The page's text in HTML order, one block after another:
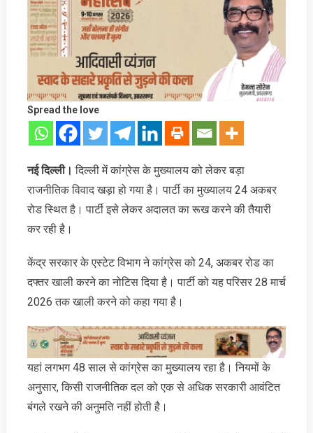
Spread the love
नई दिल्‍ली। दिल्ली में कांग्रेस के मुख्यालय को लेकर बड़ा
राजनीतिक विवाद खड़ा हो गया है। पार्टी का मुख्‍यालय 24 अकबर
रोड स्थित है। पार्टी इसे लेकर अदालत का रूख करने की तैयारी
कर रही है।
केंद्र सरकार के एस्टेट विभाग ने कांग्रेस को 24, अकबर रोड का
दफ्तर खाली करने का नोटिस दिया है। पार्टी को यह परिसर 28 मार्च
2026 तक खाली करने को कहा गया है।
यहां लगभग 48 साल से कांग्रेस का मुख्यालय रहा है। नियमों के
अनुसार, किसी राजनीतिक दल को एक से अधिक सरकारी आवंटित
बंगले रखने की अनुमति नहीं होती है।